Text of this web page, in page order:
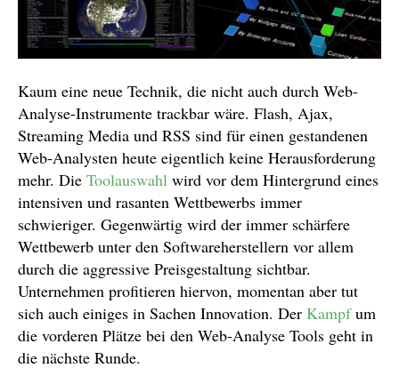
Kaum eine neue Technik, die nicht auch durch Web-
Analyse-Instrumente trackbar wäre. Flash, Ajax,
Streaming Media und RSS sind für einen gestandenen
Web-Analysten heute eigentlich keine Herausforderung
mehr. Die Toolauswahl wird vor dem Hintergrund eines
intensiven und rasanten Wettbewerbs immer
schwieriger. Gegenwärtig wird der immer schärfere
Wettbewerb unter den Softwareherstellern vor allem
durch die aggressive Preisgestaltung sichtbar.
Unternehmen profitieren hiervon, momentan aber tut
sich auch einiges in Sachen Innovation. Der Kampfum
die vorderen Plätze bei den Web-Analyse Tools geht in
die nächste Runde.